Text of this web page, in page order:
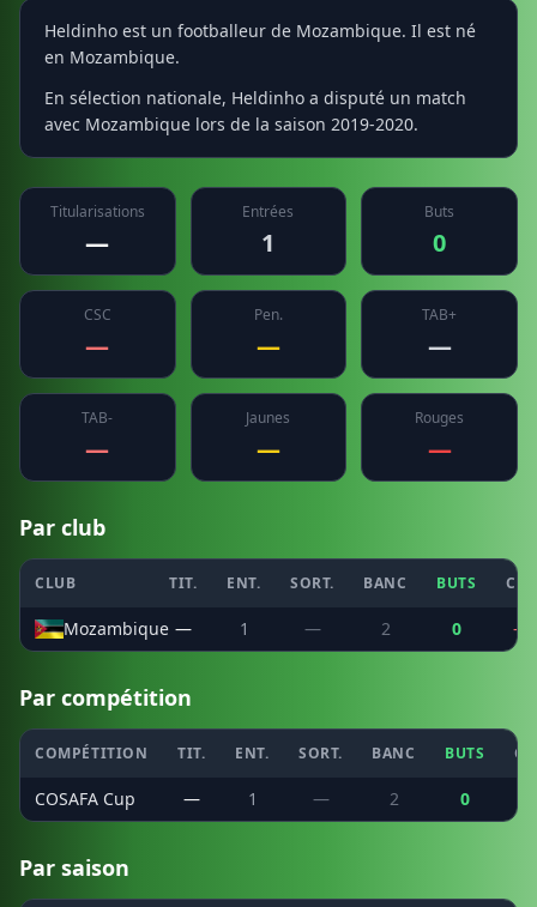
Heldinho est un footballeur de Mozambique. Il est né
en Mozambique.
En sélection nationale, Heldinho a disputé un match
avec Mozambique lors de la saison 2019-2020.
Titularisations
—
Entrées
1
Buts
0
CSC
—
Pen.
—
TAB+
—
TAB-
—
Jaunes
—
Rouges
—
Par club
CLUB TIT. ENT. SORT. BANC BUTS CSC
Mozambique — 1 — 2 0 —
Par compétition
COMPÉTITION TIT. ENT. SORT. BANC BUTS
COSAFA Cup — 1 — 2 0
Par saison